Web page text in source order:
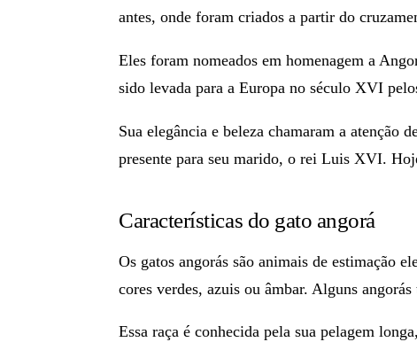
antes, onde foram criados a partir do
Eles foram nomeados em homenagem a
sido levada para a Europa no século XVI
Sua elegância e beleza chamaram a
presente para seu marido, o rei Luis XVI.
Características do gato angorá
Os gatos angorás são animais de estimação
cores verdes, azuis ou âmbar. Alguns
Essa raça é conhecida pela sua pelagem